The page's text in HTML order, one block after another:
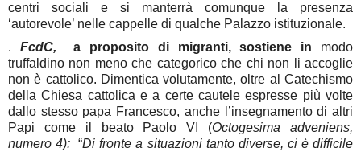
centri sociali e si manterrà comunque la presenza
‘autorevole’ nelle cappelle di qualche Palazzo istituzionale.
. FcdC,a proposito di migranti, sostiene in modo
truffaldino non meno che categorico che chi non li accoglie
non è cattolico. Dimentica volutamente, oltre al Catechismo
della Chiesa cattolica e a certe cautele espresse più volte
dallo stesso papa Francesco, anche l’insegnamento di altri
Papi come il beato Paolo VI (Octogesima adveniens,
numero 4): “Di fronte a situazioni tanto diverse, ci è difficile